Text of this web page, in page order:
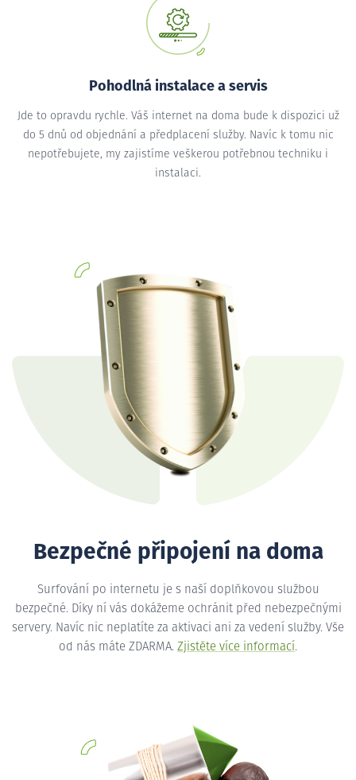
Pohodlná instalace a servis
Jde to opravdu rychle. Váš internet na doma bude k dispozici už
do 5 dnů od objednání a předplacení služby. Navíc k tomu nic
nepotřebujete, my zajistíme veškerou potřebnou techniku i
instalaci.
Bezpečné připojení na doma
Surfování po internetu je s naší doplňkovou službou
bezpečné. Díky ní vás dokážeme ochránit před nebezpečnými
servery. Navíc nic neplatíte za aktivaci ani za vedení služby. Vše
od nás máte ZDARMA. Zjistěte více informací.